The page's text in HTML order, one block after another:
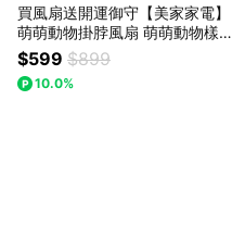
買風扇送開運御守【美家家電】
萌萌動物掛脖風扇 萌萌動物樣貌
萌趣挂繩風扇 迷你隨身風扇 -
(不挑款出貨)
$599 $899
10.0%